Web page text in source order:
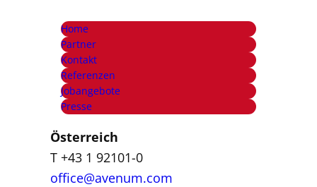
Home
Partner
Kontakt
Referenzen
Jobangebote
Presse
Österreich
T +43 1 92101-0
office@avenum.com